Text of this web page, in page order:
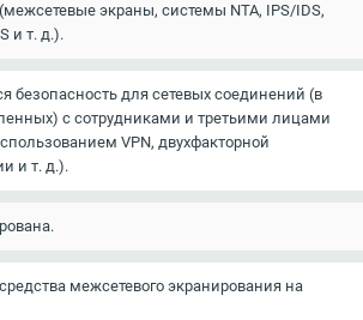
экраны, системы NTA, IPS/IDS,
и т. д.).
безопасность для сетевых соединений (в
с сотрудниками и третьими лицами
VPN, двухфакторной
и т. д.).
межсетевого экранирования на